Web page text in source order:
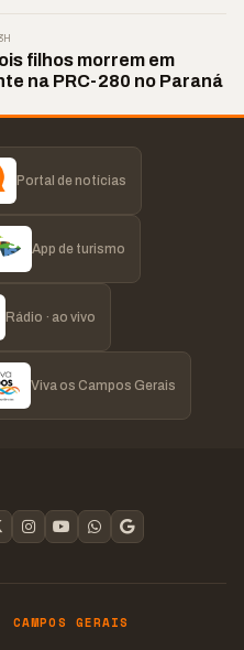
filhos morrem em
na PRC-280 no Paraná
Portal de notícias
App de turismo
Rádio · ao vivo
Viva os Campos Gerais
CAMPOS GERAIS